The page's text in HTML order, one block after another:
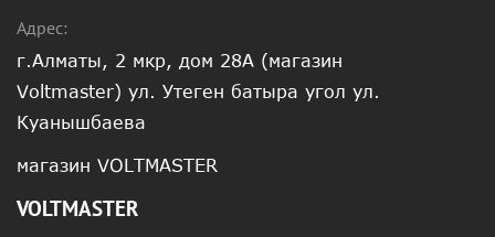
Адрес:
г.Алматы, 2 мкр, дом 28А (магазин
Voltmaster) ул. Утеген батыра угол ул.
Куанышбаева
магазин VOLTMASTER
VOLTMASTER